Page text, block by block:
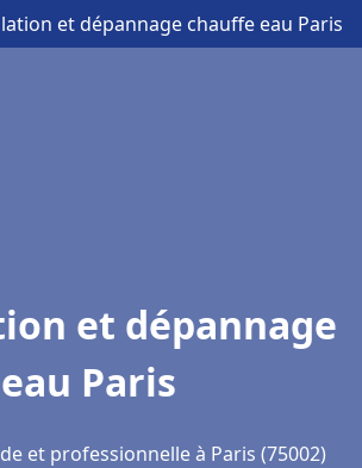
et dépannage chauffe eau Paris
et dépannage
Paris
et professionnelle à Paris (75002)